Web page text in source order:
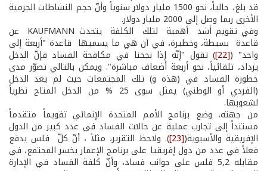
قد بلغ، حالياً، نحو 1500 مليار دولار سنوياً وأنّ حجم النشاطات الجرمية
الأخرى ربما وصل إلى 2000 مليار دولار.
وفي تقويم أشد أهمية لتلك الكلفة يتحدث KAUFMANN عن
قاعدة بسيطة، وخطيرة، في آن هي ما يسميها قاعدة "أربعة إلى
واحد" ([22] ) تقول "إنّه إذا نجحنا في مكافحة الفساد فإنّ الدخل
يزداد، تلقائياً، نحو أربعة أضعاف مباشرة". ويمكن بالتالي تصوّر مدى
خطورة الفساد في (هذه و) تلك المجتمعات حيث لم يعد الدخل
(الفردي أو الوطني) يمثل سوى 25 % من الدخل المتاح نظرياً
لشعوبها.
من جهته، وضع برنامج الأمم المتحدة الإنمائي تقويماً متقدماً
مستنداً إلى تجارب عملية عن حالات الفساد في عدد كبير من الدول
الإفريقية والأسيوية([23] ). ولاحظ التقرير، مثلاً ، أنّ كلّ فلس يدفع
فعلاً في عدد من دول إفريقيا على برنامج الإعمار يخسر المجتمع، في
مقابله 5,2 فلس على جوانب فساد، وأنّ كلفة الفساد في الإدارة